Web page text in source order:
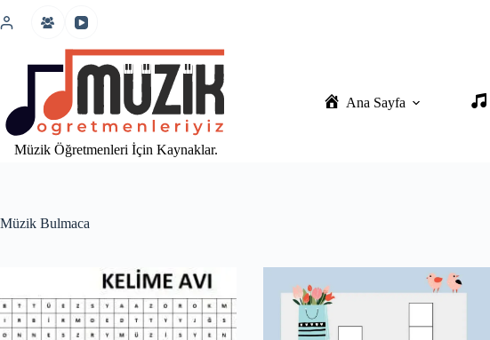
atla
Müzik Öğretmenleri İçin Kaynaklar.
Ana Sayfa
Müzik Bulmaca